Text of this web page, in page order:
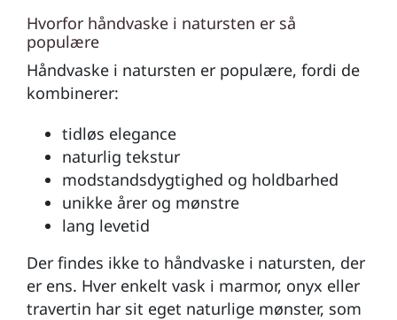
Hvorfor håndvaske i natursten er så
populære
Håndvaske i natursten er populære, fordi de
kombinerer:
tidløs elegance
naturlig tekstur
modstandsdygtighed og holdbarhed
unikke årer og mønstre
lang levetid
Der findes ikke to håndvaske i natursten, der
er ens. Hver enkelt vask i marmor, onyx eller
travertin har sit eget naturlige mønster, som